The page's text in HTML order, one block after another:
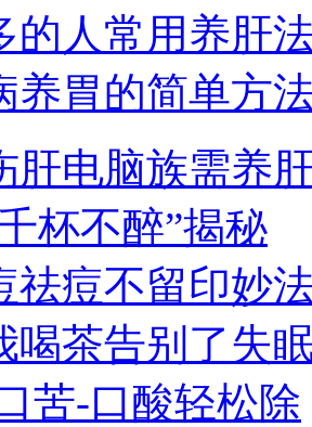
的人常用养肝
养胃的简单方
肝电脑族需养
杯不醉”揭秘
祛痘不留印妙
喝茶告别了失
苦-口酸轻松除